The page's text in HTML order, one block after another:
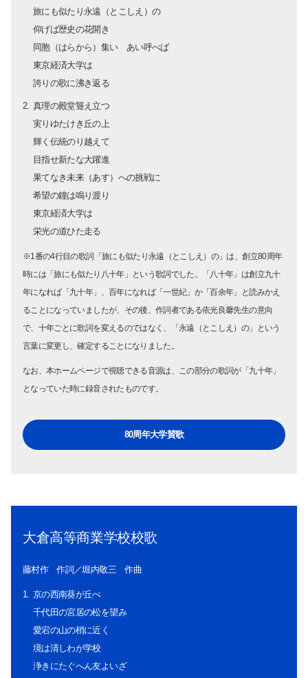
旅にも似たり永遠（とこしえ）の
仰げば歴史の花開き
同胞（はらから）集い あい呼べば
東京経済大学は
誇りの歌に沸き返る
真理の殿堂聳え立つ
実りゆたけき丘の上
輝く伝統のり越えて
目指せ新たな大躍進
果てなき未来（あす）への挑戦に
希望の鐘は鳴り渡り
東京経済大学は
栄光の道ひた走る
※1番の4行目の歌詞「旅にも似たり永遠（とこしえ）の」は、創立80周年
時には「旅にも似たり八十年」という歌詞でした。「八十年」は創立九十
年になれば「九十年」、百年になれば「一世紀」か「百余年」と読みかえ
ることになっていましたが、その後、作詞者である依光良馨先生の意向
で、十年ごとに歌詞を変えるのではなく、「永遠（とこしえ）の」という
言葉に変更し、確定することになりました。
なお、本ホームページで視聴できる音源は、この部分の歌詞が「九十年」
となっていた時に録音されたものです。
80周年大学賛歌
大倉高等商業学校校歌
藤村作 作詞／堀内敬三 作曲
京の西南葵が丘べ
千代田の宮居の松を望み
愛宕の山の梢に近く
境は清しわが学校
浄きにたぐへん友よいざ